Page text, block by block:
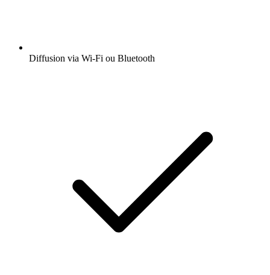
Diffusion via Wi-Fi ou Bluetooth